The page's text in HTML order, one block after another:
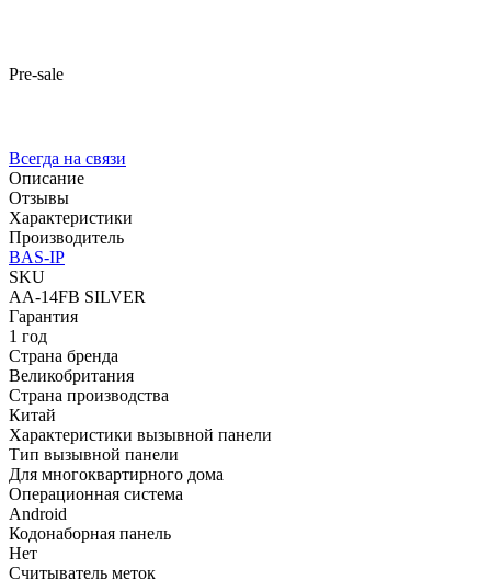
Pre-sale
Всегда на связи
Описание
Отзывы
Характеристики
Производитель
BAS-IP
SKU
AA-14FB SILVER
Гарантия
1 год
Страна бренда
Великобритания
Страна производства
Китай
Характеристики вызывной панели
Тип вызывной панели
Для многоквартирного дома
Операционная система
Android
Кодонаборная панель
Нет
Считыватель меток